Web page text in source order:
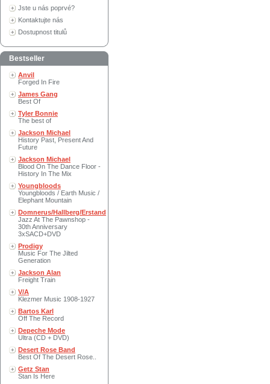
Jste u nás poprvé?
Kontaktujte nás
Dostupnost titulů
Bestseller
Anvil
Forged In Fire
James Gang
Best Of
Tyler Bonnie
The best of
Jackson Michael
History Past, Present And
Future
Jackson Michael
Blood On The Dance Floor -
History In The Mix
Youngbloods
Youngbloods / Earth Music /
Elephant Mountain
Domnerus/Hallberg/Erstand
Jazz At The Pawnshop -
30th Anniversary
3xSACD+DVD
Prodigy
Music For The Jilted
Generation
Jackson Alan
Freight Train
V/A
Klezmer Music 1908-1927
Bartos Karl
Off The Record
Depeche Mode
Ultra (CD + DVD)
Desert Rose Band
Best Of The Desert Rose..
Getz Stan
Stan Is Here